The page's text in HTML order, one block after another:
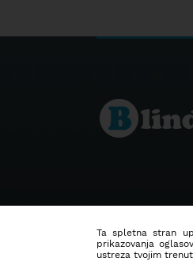
Ta spletna stran
prikazovanja
ustreza tvojim